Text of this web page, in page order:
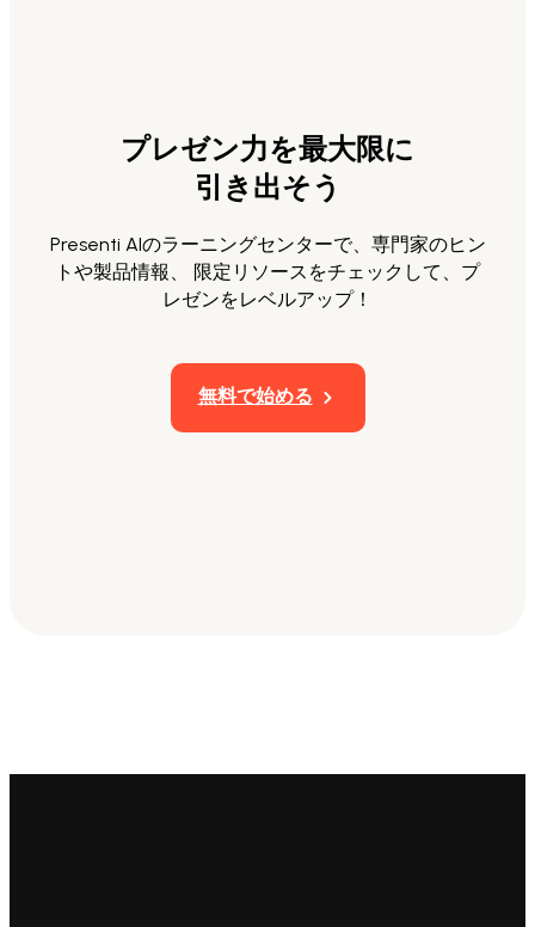
プレゼン力を最大限に
引き出そう
Presenti AIのラーニングセンターで、専門家のヒン
トや製品情報、 限定リソースをチェックして、プ
レゼンをレベルアップ！
無料で始める